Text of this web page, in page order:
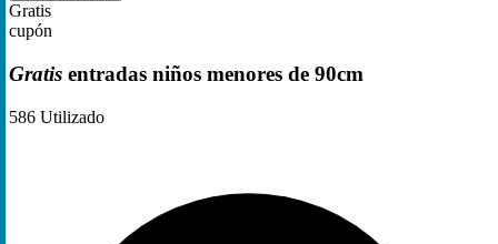
Gratis
cupón
Gratis entradas niños menores de 90cm
586 Utilizado